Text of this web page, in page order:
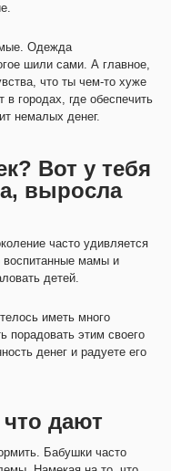
Одежда
шили сами. А главное,
что ты чем-то хуже
городах, где обеспечить
немалых денег.
Вот у тебя
выросла
часто удивляется
воспитанные мамы и
детей.
иметь много
порадовать этим своего
денег и радуете его
дают
Бабушки часто